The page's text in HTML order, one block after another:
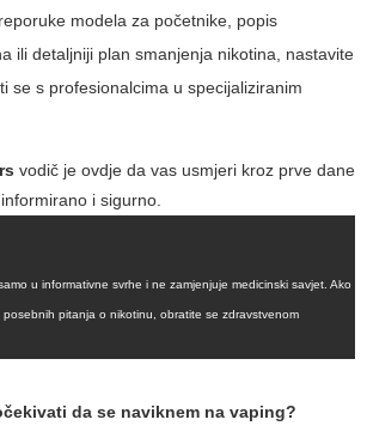
modela za početnike, popis
ili detaljniji plan smanjenja nikotina, nastavite
se s profesionalcima u specijaliziranim
vodič je ovdje da vas usmjeri kroz prve dane
i sigurno.
u informativne svrhe i ne zamjenjuje medicinski savjet. Ako
pitanja o nikotinu, obratite se zdravstvenom
da se naviknem na vaping?